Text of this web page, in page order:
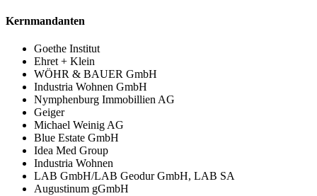
Kernmandanten
Goethe Institut
Ehret + Klein
WÖHR & BAUER GmbH
Industria Wohnen GmbH
Nymphenburg Immobillien AG
Geiger
Michael Weinig AG
Blue Estate GmbH
Idea Med Group
Industria Wohnen
LAB GmbH/LAB Geodur GmbH, LAB SA
Augustinum gGmbH